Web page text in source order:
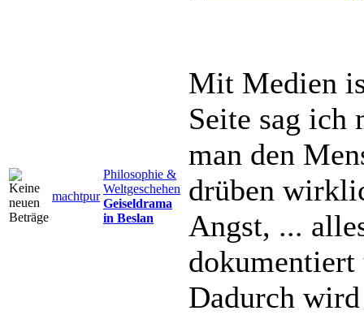
machtpur
Philosophie &
Weltgeschehen
Geiseldrama
in Beslan
Mit Medien
Seite sag ich
man den
drüben
Angst, ...
dokumentiert
Dadurch